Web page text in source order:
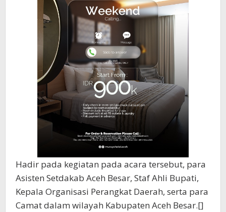
Hadir pada kegiatan pada acara tersebut, para
Asisten Setdakab Aceh Besar, Staf Ahli Bupati,
Kepala Organisasi Perangkat Daerah, serta para
Camat dalam wilayah Kabupaten Aceh Besar.[]